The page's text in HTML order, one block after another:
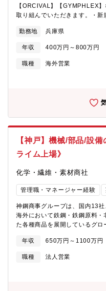
【ORCIVAL】【GYMPHLEX
取り組んでいただきます。・
場分析・ルートセールスなど
ヨーロッパ、アジア、アメリ
ショッ プ等）に対して新規開
に年2回ヨーロッパで行われる
2:8程度■海外出張について
のグループ会社である株式会
本社勤務 / 東京オフィス勤務
勤務地 兵庫県
年収 400万円～800万円
職種
海外営業
【神戸】機械/部品/設
ライム上場》
化学・繊維・素材商社
管理職・マネージャー経験
神鋼商事グループは、国内13
海外において鉄鋼・鉄鋼原料・
た各種商品を展開しているグ
容】・神戸製鋼グループはじ
仕入れ・販売の営業となりま
OJTなどでフォローしていく
械・溶接本部 機械ユニット
年収 650万円～1100万円
職種
法人営業